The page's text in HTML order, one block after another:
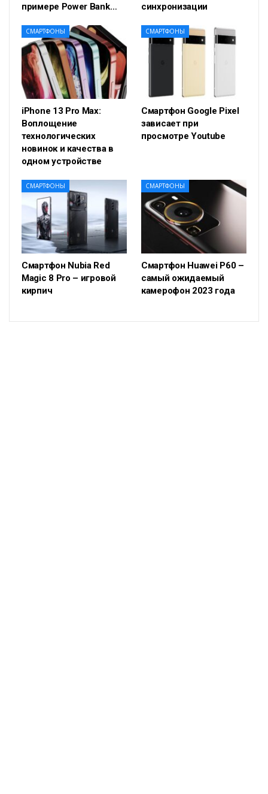
примере Power Bank…
синхронизации
СМАРТФОНЫ
iPhone 13 Pro Max:
Воплощение
технологических
новинок и качества в
одном устройстве
СМАРТФОНЫ
Смартфон Google Pixel
зависает при
просмотре Youtube
СМАРТФОНЫ
Смартфон Nubia Red
Magic 8 Pro – игровой
кирпич
СМАРТФОНЫ
Смартфон Huawei P60 –
самый ожидаемый
камерофон 2023 года